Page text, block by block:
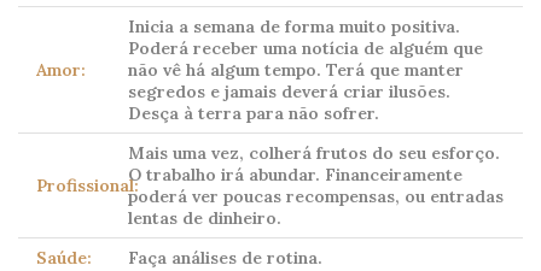
Amor:
Inicia a semana de forma muito positiva.
Poderá receber uma notícia de alguém que
não vê há algum tempo. Terá que manter
segredos e jamais deverá criar ilusões.
Desça à terra para não sofrer.
Profissional:
Mais uma vez, colherá frutos do seu esforço.
O trabalho irá abundar. Financeiramente
poderá ver poucas recompensas, ou entradas
lentas de dinheiro.
Saúde:
Faça análises de rotina.